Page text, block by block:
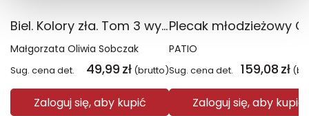
Biel. Kolory zła. Tom 3 wyd. 2025
Małgorzata Oliwia Sobczak
Sug. cena det. 49,99 zł (brutto)
Zaloguj się, aby kupić
PATIO
Sug. cena det. 159,08 zł
Zaloguj się, aby kupić